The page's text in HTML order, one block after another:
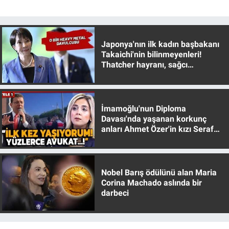
Japonya'nın ilk kadın başbakanı
Takaichi'nin bilinmeyenleri!
Thatcher hayranı, sağcı
İmamoğlu'nun Diploma
Davası'nda yaşanan korkunç
anları Ahmet Özer'in kızı Seraf
Nobel Barış ödülünü alan Maria
Corina Machado aslında bir
darbeci
Gündem Özel
Günün görüntüsü
Haber
Kimdir
Koronavirüs
Kültür Sanat
Ne demişti